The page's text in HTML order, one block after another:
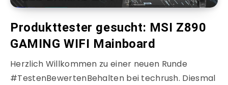
Produkttester gesucht: MSI Z890
GAMING WIFI Mainboard
Herzlich Willkommen zu einer neuen Runde
#TestenBewertenBehalten bei techrush. Diesmal